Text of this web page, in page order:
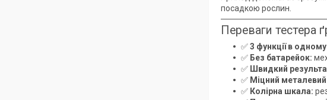
посадкою рослин.
Переваги тестера
✅3 функції в
✅ Без батарейок:
✅ Швидкий
✅ Міцний
✅ Колірна шкала: